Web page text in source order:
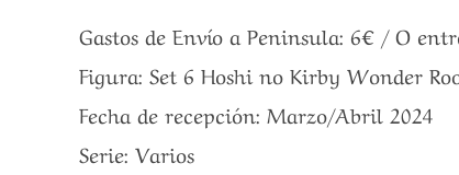
Gastos de Envío a Peninsula: 6€ / O
Figura: Set 6 Hoshi no Kirby Wonder
Fecha de recepción: Marzo/Abril 2024
Serie: Varios